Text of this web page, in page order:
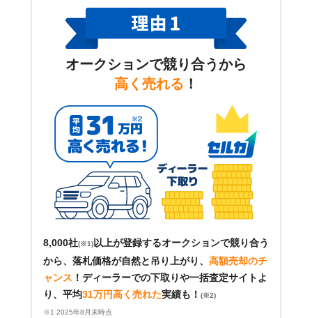
オークションで競り合うから
高く売れる ！
8,000社(※1) 以上が登録するオークションで競り合う
から、落札価格が自然と吊り上がり、 高額売却のチ
ャンス ！ ディーラーでの下取りや一括査定サイトよ
り、平均31万円高く売れた実績も！ (※2)
※1 2025年8月末時点